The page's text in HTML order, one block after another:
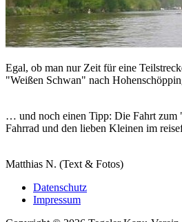
Egal, ob man nur Zeit für eine
"Weißen Schwan" nach
… und noch einen Tipp: Die Fahrt zum
Fahrrad und den lieben Kleinen im
Matthias N. (Text & Fotos)
Datenschutz
Impressum